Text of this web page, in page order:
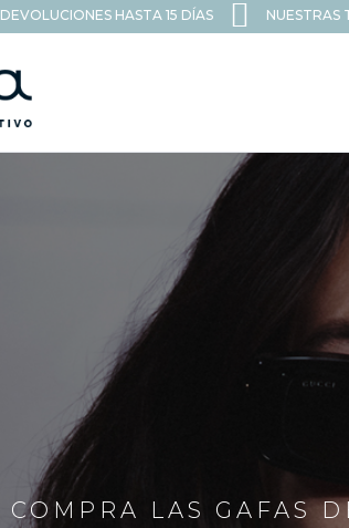
DEVOLUCIONES HASTA 15 DÍAS NUESTRAS
COMPRA LAS GAFAS